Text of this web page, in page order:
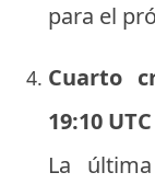
para el
Cuarto
19:10 UTC
La